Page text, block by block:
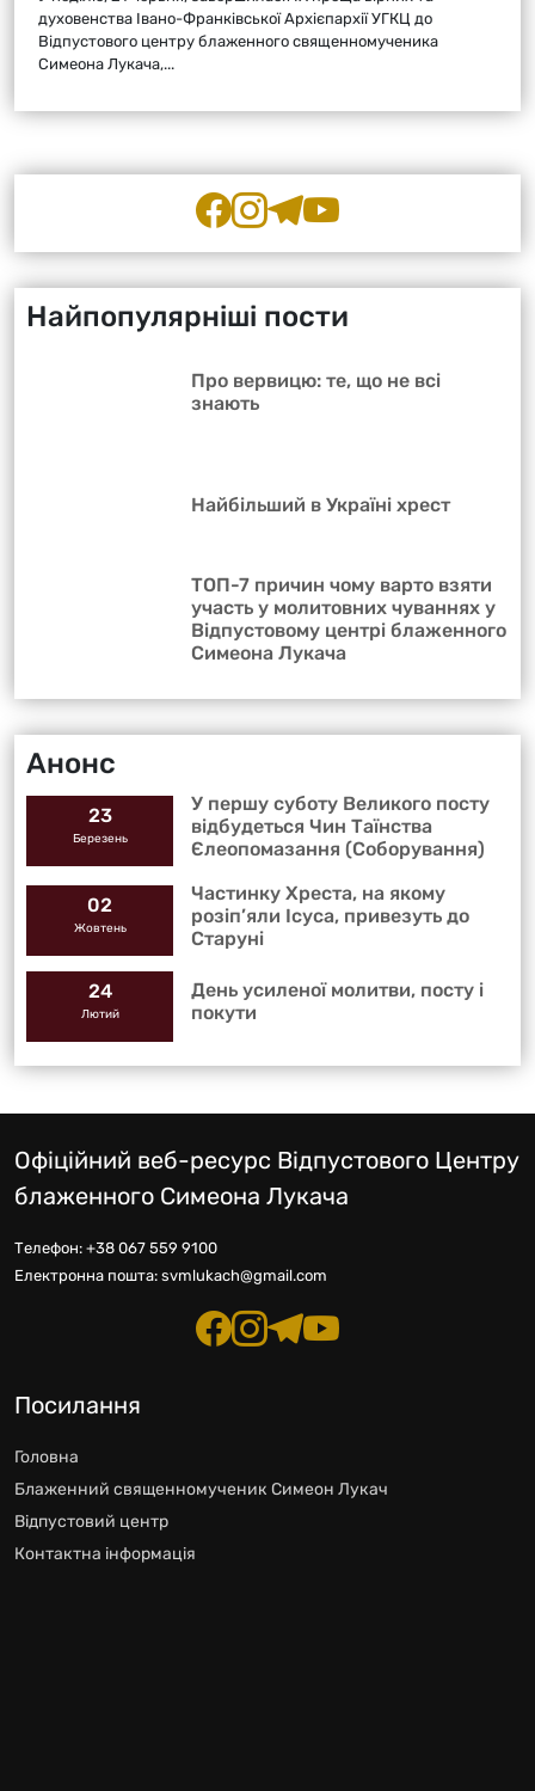
духовенства Івано-Франківської Архієпархії УГКЦ до
Відпустового центру блаженного священномученика
Симеона Лукача,...
Найпопулярніші пости
Про вервицю: те, що не всі
знають
Найбільший в Україні хрест
ТОП-7 причин чому варто взяти
участь у молитовних чуваннях у
Відпустовому центрі блаженного
Симеона Лукача
Анонс
23
Березень
У першу суботу Великого посту
відбудеться Чин Таїнства
Єлеопомазання (Соборування)
02
Жовтень
Частинку Хреста, на якому
розіп’яли Ісуса, привезуть до
Старуні
24
Лютий
День усиленої молитви, посту і
покути
Офіційний веб-ресурс Відпустового Центру
блаженного Симеона Лукача
Телефон: +38 067 559 9100
Електронна пошта: svmlukach@gmail.com
Посилання
Головна
Блаженний священномученик Симеон Лукач
Відпустовий центр
Контактна інформація